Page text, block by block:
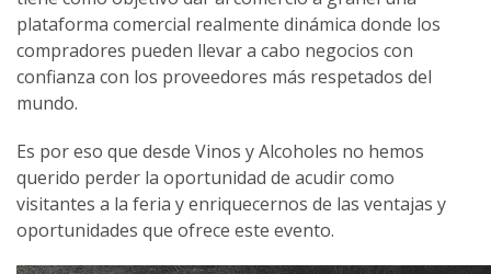
plataforma comercial realmente dinámica donde los
compradores pueden llevar a cabo negocios con
confianza con los proveedores más respetados del
mundo.
Es por eso que desde Vinos y Alcoholes no hemos
querido perder la oportunidad de acudir como
visitantes a la feria y enriquecernos de las ventajas y
oportunidades que ofrece este evento.